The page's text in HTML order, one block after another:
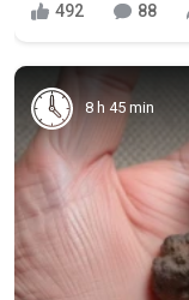
492 88
8 h 45 min